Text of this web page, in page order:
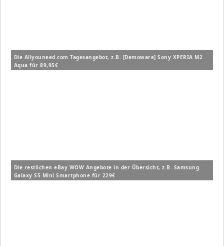
Die Allyouneed.com Tagesangebot, z.B. [Demoware] Sony XPERIA M2
Aqua für 89,95€
Die restlichen eBay WOW Angebote in der Übersicht, z.B. Samsung
Galaxy S5 Mini Smartphone für 229€